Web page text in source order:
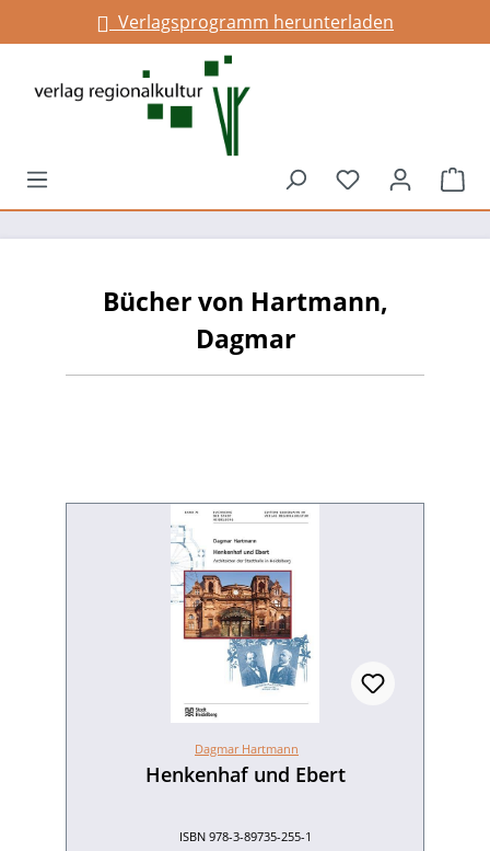
springenVerlagsprogramm herunterladen
Du hast 0
Bücher von Hartmann,
Dagmar
Dagmar Hartmann
Henkenhaf und Ebert
ISBN 978-3-89735-255-1